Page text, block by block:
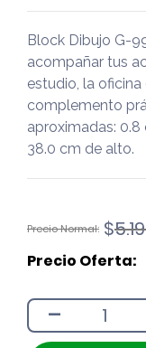
Block Dibujo G-
acompañar tus
estudio, la
complemento
aproximadas:
38.0 cm de alto.
$
El
original
$5.190.
El
actual
$4.690.
-